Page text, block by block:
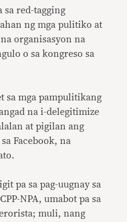
sa red-tagging
ng mga pulitiko at
organisasyon na
o sa kongreso sa
sa mga pampulitikang
na i-delegitimize
at pigilan ang
Facebook, na
pa sa pag-uugnay sa
NPA, umabot pa sa
muli, nang